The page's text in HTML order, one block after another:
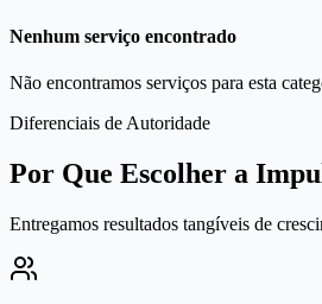
Nenhum serviço encontrado
Não encontramos serviços para esta
Diferenciais de Autoridade
Por Que Escolher a
Entregamos resultados tangíveis de